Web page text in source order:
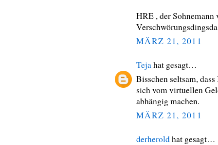
HRE , der
MÄRZ 21, 2011
Tejahat gesagt…
Bisschen seltsam,
sich vom virtuellen
abhängig machen.
MÄRZ 21, 2011
derheroldhat gesagt…